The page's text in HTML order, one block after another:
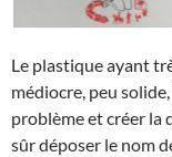
Le plastique ayant
médiocre, peu
problème et créer la
sûr déposer le nom